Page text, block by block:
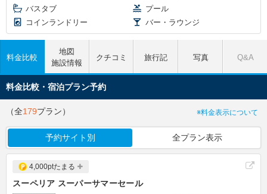
バスタブ
プール
コインランドリー
バー・ラウンジ
料金比較
地図
施設情報
クチコミ 旅行記 写真 Q&A
料金比較・宿泊プラン予約
（全179プラン） ※料金表示について
予約サイト別 全プラン表示
4,000ptたまる
スーペリア スーパーサマーセール